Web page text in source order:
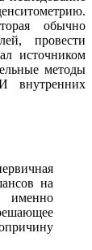
обычно
провести
источником
методы
внутренних
на
именно